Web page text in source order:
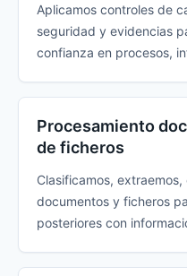
Aplicamos controles de
seguridad y evidencias
confianza en procesos,
Procesamiento
de ficheros
Clasificamos,
documentos y ficheros
posteriores con